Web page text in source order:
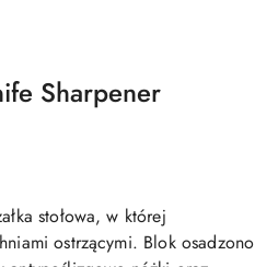
Sharpener
stołowa, w której
ostrzącymi. Blok osadzono